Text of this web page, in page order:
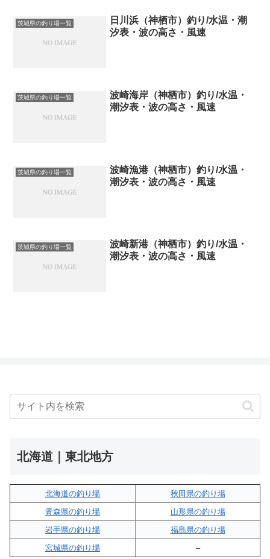
茨城県の釣り場一覧
日川浜（神栖市）釣り/水温・潮
汐表・波の高さ・風速
茨城県の釣り場一覧
波崎海岸（神栖市）釣り/水温・
潮汐表・波の高さ・風速
茨城県の釣り場一覧
波崎漁港（神栖市）釣り/水温・
潮汐表・波の高さ・風速
茨城県の釣り場一覧
波崎新港（神栖市）釣り/水温・
潮汐表・波の高さ・風速
北海道｜東北地方
北海道の釣り場
秋田県の釣り場
青森県の釣り場
山形県の釣り場
岩手県の釣り場
福島県の釣り場
宮城県の釣り場
–